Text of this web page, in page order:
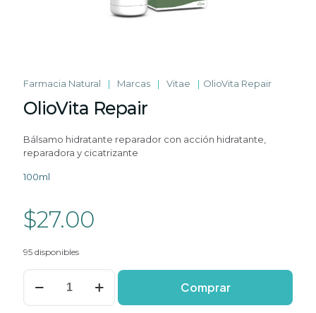
Farmacia Natural | Marcas | Vitae | OlioVita Repair
OlioVita Repair
Bálsamo hidratante reparador con acción hidratante,
reparadora y cicatrizante
100ml
$27.00
95 disponibles
OlioVita
Repair
cantidad
Comprar